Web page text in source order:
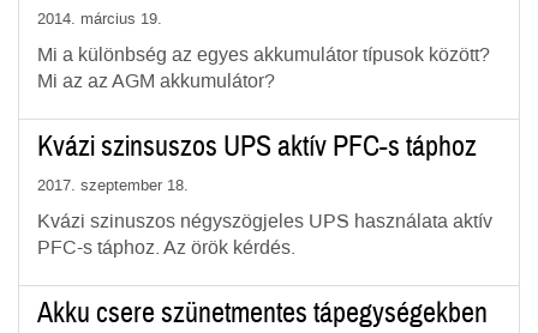
2014. március 19.
Mi a különbség az egyes akkumulátor típusok között?
Mi az az AGM akkumulátor?
Kvázi szinsuszos UPS aktív PFC-s táphoz
2017. szeptember 18.
Kvázi szinuszos négyszögjeles UPS használata aktív
PFC-s táphoz. Az örök kérdés.
Akku csere szünetmentes tápegységekben